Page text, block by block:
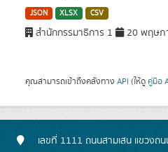
JSON XLSX CSV
สำนักกรรมาธิการ 1 20 พฤษภ
คุณสามารถเข้าถึงคลังทาง API (ให้ดู คู่มือ
เลขที่ 1111 ถนนสามเสน แขวงถ